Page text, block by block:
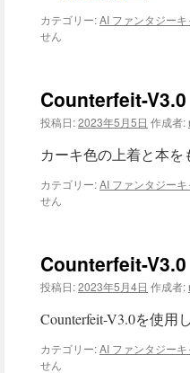
カテゴリー:AI ファンタジー
せん
Counterfeit-
投稿日:2023年5月5日 作成者:
カーキ色の上着と本を
カテゴリー:AI ファンタジー
せん
Counterfeit-
投稿日:2023年5月4日 作成者:
Counterfeit-V3.0を使
カテゴリー:AI ファンタジー
せん